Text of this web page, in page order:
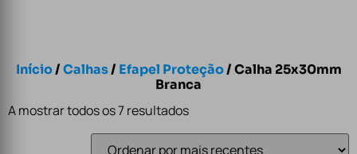
Início/Calhas/ Efapel Proteção/ Calha 25x30mm
Branca
A mostrar todos os 7 resultados